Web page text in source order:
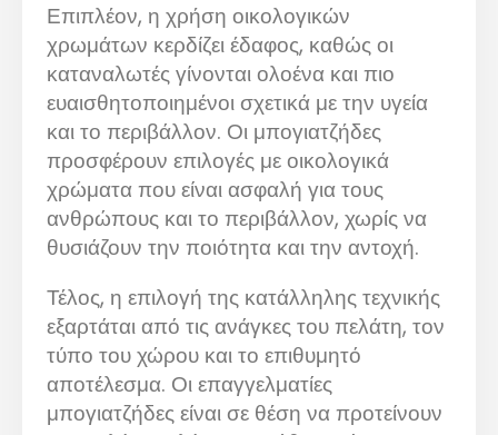
Επιπλέον, η χρήση οικολογικών
χρωμάτων κερδίζει έδαφος, καθώς οι
καταναλωτές γίνονται ολοένα και πιο
ευαισθητοποιημένοι σχετικά με την υγεία
και το περιβάλλον. Οι μπογιατζήδες
προσφέρουν επιλογές με οικολογικά
χρώματα που είναι ασφαλή για τους
ανθρώπους και το περιβάλλον, χωρίς να
θυσιάζουν την ποιότητα και την αντοχή.
Τέλος, η επιλογή της κατάλληλης τεχνικής
εξαρτάται από τις ανάγκες του πελάτη, τον
τύπο του χώρου και το επιθυμητό
αποτέλεσμα. Οι επαγγελματίες
μπογιατζήδες είναι σε θέση να προτείνουν